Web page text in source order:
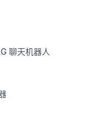
聊天机器人